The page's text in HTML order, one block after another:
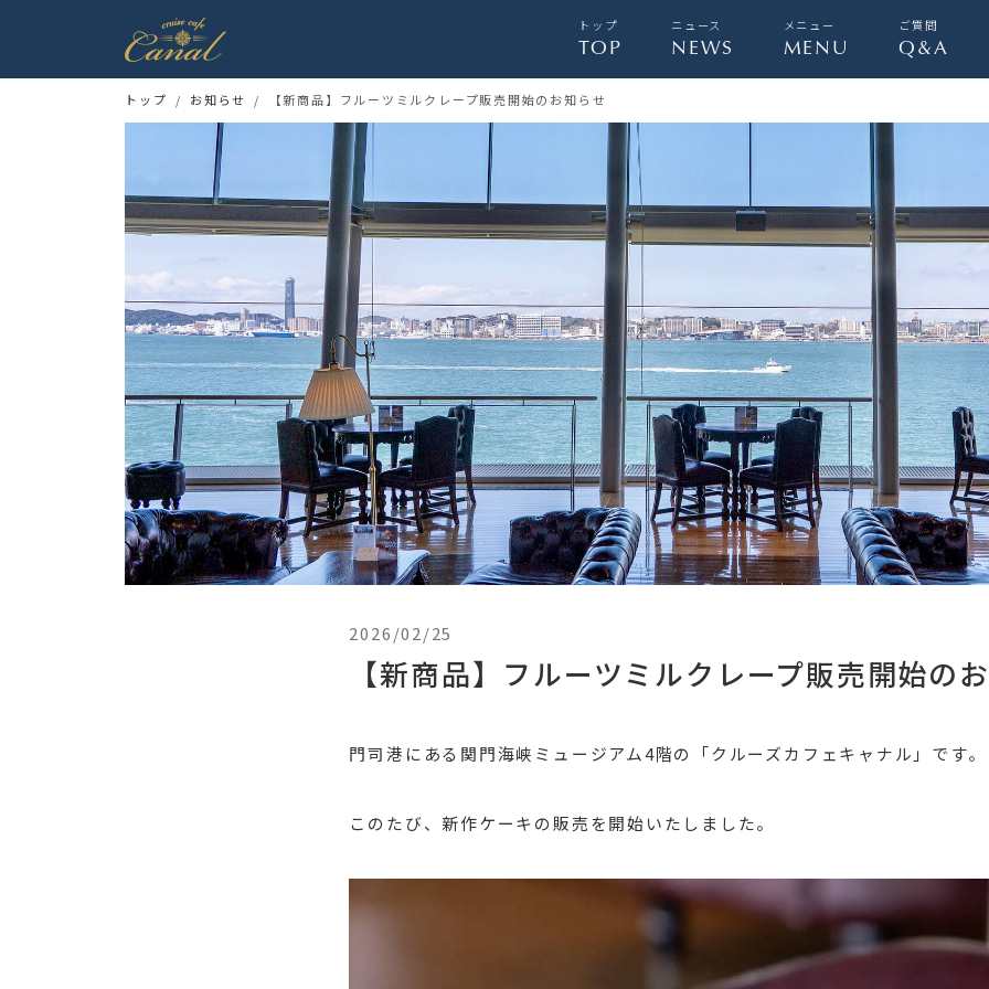
トップ
TOP
ニュース
NEWS
メニュー
MENU
ご質問
Q&A
トップ お知らせ 【新商品】フルーツミルクレープ販売開始のお知らせ
2026/02/25
【新商品】フルーツミルクレープ販売開始の
門司港にある関門海峡ミュージアム4階の「クルーズカフェキャナル」です。
このたび、新作ケーキの販売を開始いたしました。